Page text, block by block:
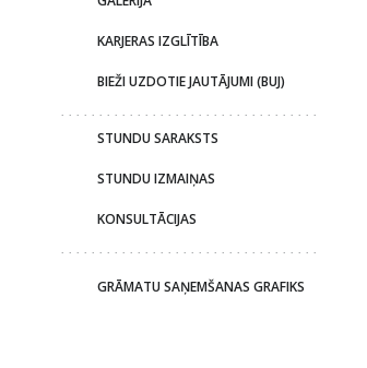
KARJERAS IZGLĪTĪBA
BIEŽI UZDOTIE JAUTĀJUMI (BUJ)
STUNDU SARAKSTS
STUNDU IZMAIŅAS
KONSULTĀCIJAS
GRĀMATU SAŅEMŠANAS GRAFIKS